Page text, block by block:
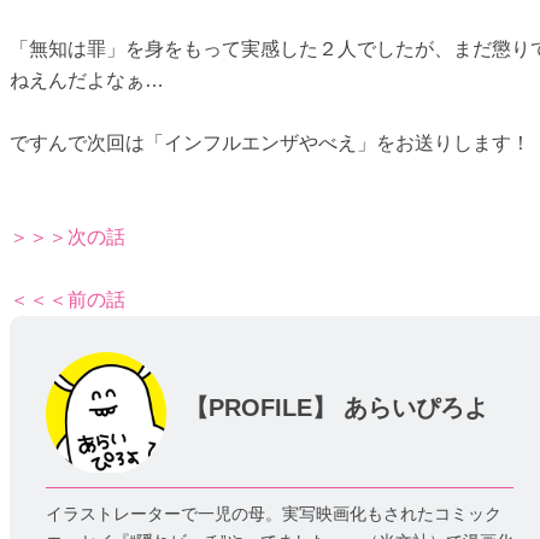
「無知は罪」を身をもって実感した２人でしたが、まだ懲り
ねえんだよなぁ…
ですんで次回は「インフルエンザやべえ」をお送りします！
＞＞＞次の話
＜＜＜前の話
【PROFILE】 あらいぴろよ
イラストレーターで一児の母。実写映画化もされたコミック